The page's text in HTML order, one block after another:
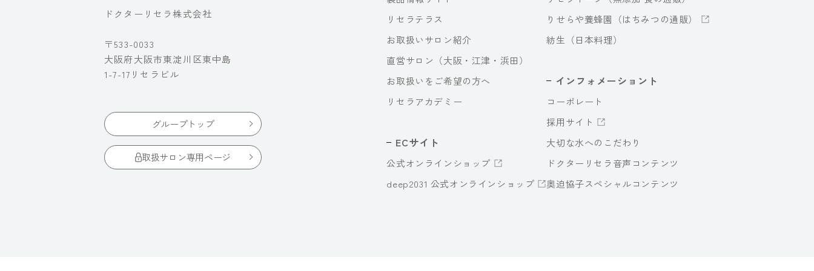
ドクターリセラ株式会社
〒533-0033
大阪府大阪市東淀川区東中島
1-7-17リセラビル
グループトップ
取扱サロン専用ページ
リセラテラス
お取扱いサロン紹介
直営サロン（大阪・江津・浜田）
お取扱いをご希望の方へ
リセラアカデミー
ECサイト
公式オンラインショップ
deep2031 公式オンラインショップ
りせらや養蜂園（はちみつの通販）
紡生（日本料理）
インフォメーショント
コーポレート
採用サイト
大切な水へのこだわり
ドクターリセラ音声コンテンツ
奥迫協子スペシャルコンテンツ